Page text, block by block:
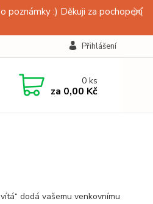
poznámky :) Děkuji za pochopení
Přihlášení
0ks
za 0,00 Kč
dodá vašemu venkovnímu